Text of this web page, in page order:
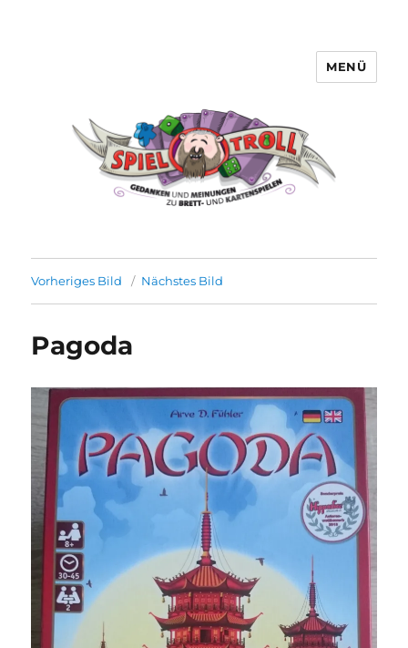
MENÜ
Vorheriges Bild Nächstes Bild
Pagoda